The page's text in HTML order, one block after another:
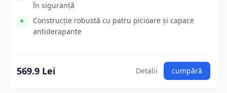
în siguranță
Construcție robustă cu patru picioare și capace
antiderapante
569.9 Lei Detalii cumpără